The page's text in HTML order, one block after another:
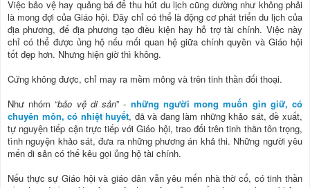
Việc bảo vệ hay quảng bá để thu hút du lịch cũng dường như không phải
là mong đợi của Giáo hội. Đây chỉ có thể là động cơ phát triển du lịch của
địa phương, để địa phương tạo điều kiện hay hỗ trợ tài chính. Việc này
chỉ có thể được ủng hộ nếu mối quan hệ giữa chính quyền và Giáo hội
tốt đẹp hơn. Nhưng hiện giờ thì không.
Cứng không được, chỉ may ra mềm mỏng và trên tinh thần đối thoại.
Như nhóm “bảo vệ di sản” - những người mong muốn gìn giữ, có
chuyên môn, có nhiệt huyết, đã và đang làm những khảo sát, đề xuất,
tự nguyện tiếp cận trực tiếp với Giáo hội, trao đổi trên tinh thần tôn trọng,
tình nguyện khảo sát, đưa ra những phương án khả thi. Những người yêu
mến di sản có thể kêu gọi ủng hộ tài chính.
Nếu thực sự Giáo hội và giáo dân vẫn yêu mến nhà thờ cổ, có tinh thần